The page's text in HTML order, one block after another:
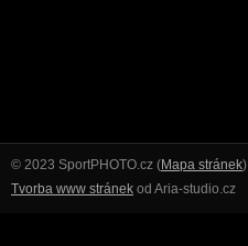
© 2023 SportPHOTO.cz (Mapa stránek)
Tvorba www stránek od Aria-studio.cz